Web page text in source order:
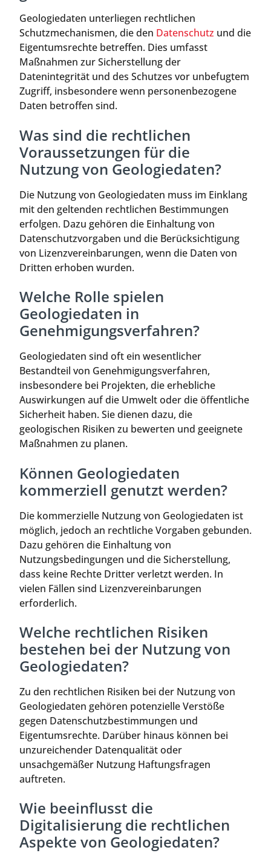
Geologiedaten unterliegen rechtlichen
Schutzmechanismen, die den Datenschutz und die
Eigentumsrechte betreffen. Dies umfasst
Maßnahmen zur Sicherstellung der
Datenintegrität und des Schutzes vor unbefugtem
Zugriff, insbesondere wenn personenbezogene
Daten betroffen sind.
Was sind die rechtlichen
Voraussetzungen für die
Nutzung von Geologiedaten?
Die Nutzung von Geologiedaten muss im Einklang
mit den geltenden rechtlichen Bestimmungen
erfolgen. Dazu gehören die Einhaltung von
Datenschutzvorgaben und die Berücksichtigung
von Lizenzvereinbarungen, wenn die Daten von
Dritten erhoben wurden.
Welche Rolle spielen
Geologiedaten in
Genehmigungsverfahren?
Geologiedaten sind oft ein wesentlicher
Bestandteil von Genehmigungsverfahren,
insbesondere bei Projekten, die erhebliche
Auswirkungen auf die Umwelt oder die öffentliche
Sicherheit haben. Sie dienen dazu, die
geologischen Risiken zu bewerten und geeignete
Maßnahmen zu planen.
Können Geologiedaten
kommerziell genutzt werden?
Die kommerzielle Nutzung von Geologiedaten ist
möglich, jedoch an rechtliche Vorgaben gebunden.
Dazu gehören die Einhaltung von
Nutzungsbedingungen und die Sicherstellung,
dass keine Rechte Dritter verletzt werden. In
vielen Fällen sind Lizenzvereinbarungen
erforderlich.
Welche rechtlichen Risiken
bestehen bei der Nutzung von
Geologiedaten?
Zu den rechtlichen Risiken bei der Nutzung von
Geologiedaten gehören potenzielle Verstöße
gegen Datenschutzbestimmungen und
Eigentumsrechte. Darüber hinaus können bei
unzureichender Datenqualität oder
unsachgemäßer Nutzung Haftungsfragen
auftreten.
Wie beeinflusst die
Digitalisierung die rechtlichen
Aspekte von Geologiedaten?